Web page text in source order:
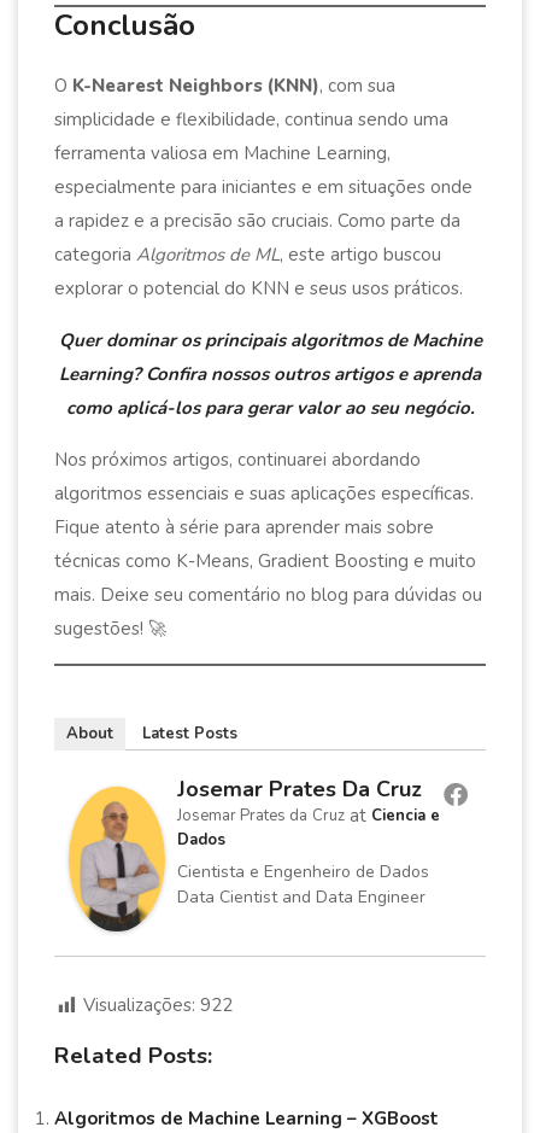
Conclusão
O K-Nearest Neighbors (KNN), com sua
simplicidade e flexibilidade, continua sendo uma
ferramenta valiosa em Machine Learning,
especialmente para iniciantes e em situações onde
a rapidez e a precisão são cruciais. Como parte da
categoria Algoritmos de ML, este artigo buscou
explorar o potencial do KNN e seus usos práticos.
Quer dominar os principais algoritmos de Machine
Learning? Confira nossos outros artigos e aprenda
como aplicá-los para gerar valor ao seu negócio.
Nos próximos artigos, continuarei abordando
algoritmos essenciais e suas aplicações específicas.
Fique atento à série para aprender mais sobre
técnicas como K-Means, Gradient Boosting e muito
mais. Deixe seu comentário no blog para dúvidas ou
sugestões! 🚀
About Latest Posts
Josemar Prates Da Cruz
Josemar Prates da Cruzat Ciencia e
Dados
Cientista e Engenheiro de Dados
Data Cientist and Data Engineer
Visualizações: 922
Related Posts:
Algoritmos de Machine Learning – XGBoost